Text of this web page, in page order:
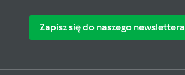
Zapisz się do naszego newslettera